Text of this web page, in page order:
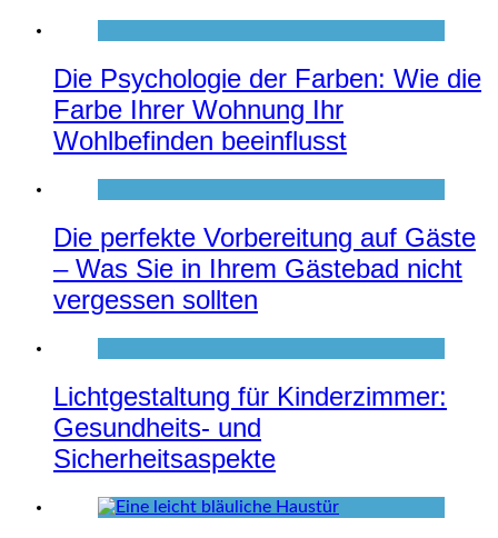
Die Psychologie der Farben: Wie die
Farbe Ihrer Wohnung Ihr
Wohlbefinden beeinflusst
Die perfekte Vorbereitung auf Gäste
– Was Sie in Ihrem Gästebad nicht
vergessen sollten
Lichtgestaltung für Kinderzimmer:
Gesundheits- und
Sicherheitsaspekte